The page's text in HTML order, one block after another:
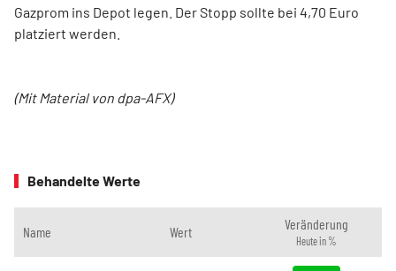
Gazprom ins Depot legen. Der Stopp sollte bei 4,70 Euro
platziert werden.
(Mit Material von dpa-AFX)
Behandelte Werte
Name Wert Veränderung
Heute in %